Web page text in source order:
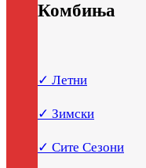
Комбиња
✓ Летни
✓ Зимски
✓ Сите Сезони